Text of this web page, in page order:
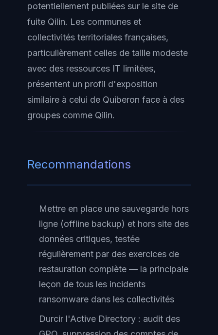
potentiellement publiées sur le site de
fuite Qilin. Les communes et
collectivités territoriales françaises,
particulièrement celles de taille modeste
avec des ressources IT limitées,
présentent un profil d'exposition
similaire à celui de Quiberon face à des
groupes comme Qilin.
Recommandations
Mettre en place une sauvegarde hors
ligne (offline backup) et hors site des
données critiques, testée
régulièrement par des exercices de
restauration complète — la principale
leçon de tous les incidents
ransomware dans les collectivités
Durcir l'Active Directory : audit des